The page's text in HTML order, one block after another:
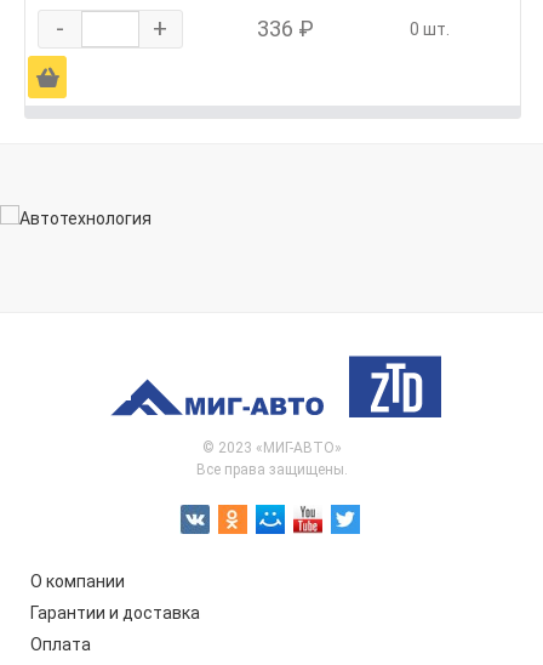
- + 336 ₽ 0 шт.
Ä
© 2023 «МИГ-АВТО»
Все права защищены.
О компании
Гарантии и доставка
Оплата